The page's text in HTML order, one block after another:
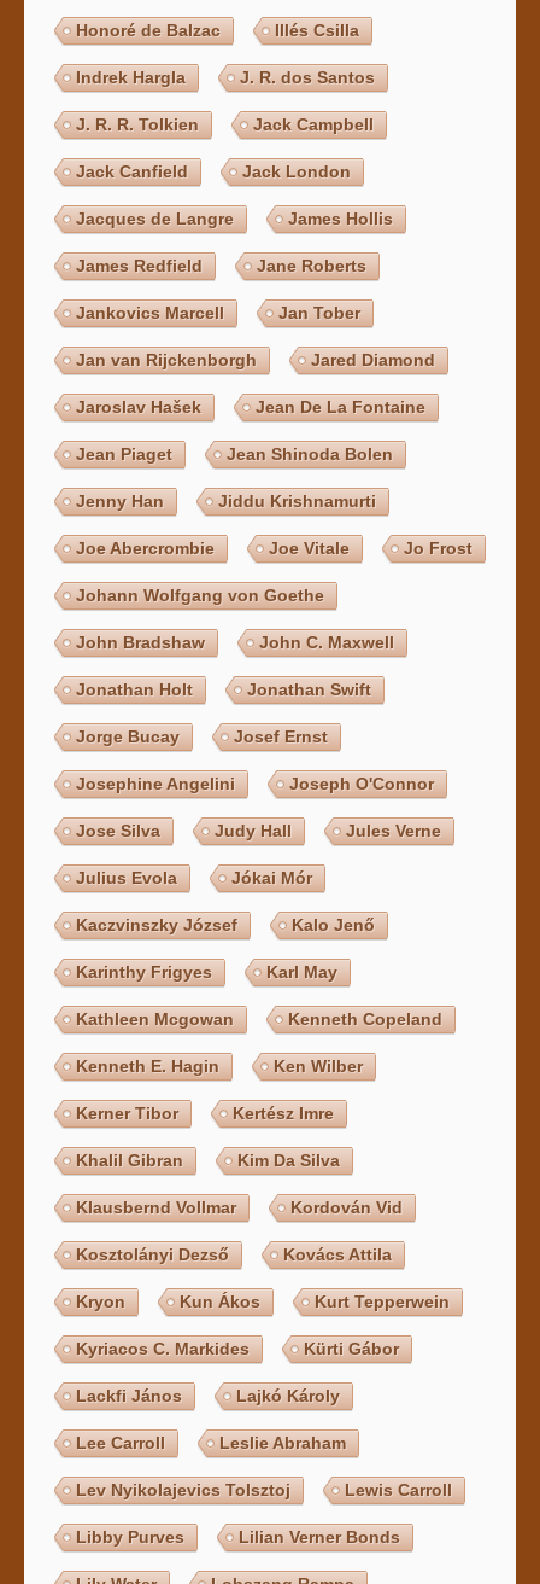
Honoré de Balzac Illés Csilla
Indrek Hargla J. R. dos Santos
J. R. R. Tolkien Jack Campbell
Jack Canfield Jack London
Jacques de Langre James Hollis
James Redfield Jane Roberts
Jankovics Marcell Jan Tober
Jan van Rijckenborgh Jared Diamond
Jaroslav Hašek Jean De La Fontaine
Jean Piaget Jean Shinoda Bolen
Jenny Han Jiddu Krishnamurti
Joe Abercrombie Joe Vitale Jo Frost
Johann Wolfgang von Goethe
John Bradshaw John C. Maxwell
Jonathan Holt Jonathan Swift
Jorge Bucay Josef Ernst
Josephine Angelini Joseph O'Connor
Jose Silva Judy Hall Jules Verne
Julius Evola Jókai Mór
Kaczvinszky József Kalo Jenő
Karinthy Frigyes Karl May
Kathleen Mcgowan Kenneth Copeland
Kenneth E. Hagin Ken Wilber
Kerner Tibor Kertész Imre
Khalil Gibran Kim Da Silva
Klausbernd Vollmar Kordován Vid
Kosztolányi Dezső Kovács Attila
Kryon Kun Ákos Kurt Tepperwein
Kyriacos C. Markides Kürti Gábor
Lackfi János Lajkó Károly
Lee Carroll Leslie Abraham
Lev Nyikolajevics Tolsztoj Lewis Carroll
Libby Purves Lilian Verner Bonds